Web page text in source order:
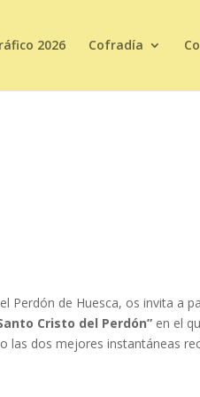
2026 Cofradía
Perdón de Huesca, os invita a
Cristo del Perdón”en el
las dos mejores instantáneas